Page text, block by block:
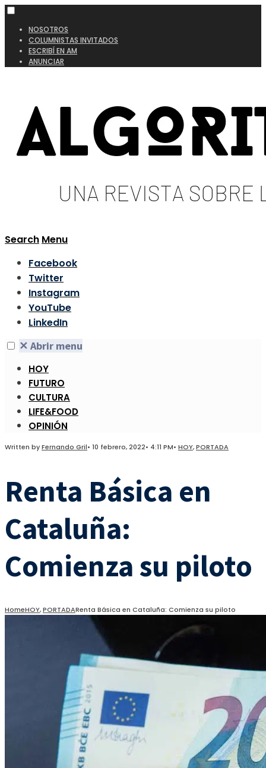
NOSOTROS
COLUMNISTAS INVITADOS
ESCRIBÍ EN AM
ANUNCIAR
Search Menu
Facebook
Twitter
Instagram
YouTube
LinkedIn
✕ Abrir menu
HOY
FUTURO
CULTURA
LIFE&FOOD
OPINIÓN
Written byFernando Gril• 10 febrero, 2022• 4:11 PM• HOY,PORTADA
Renta Básica en
Cataluña:
Comienza su piloto
HomeHOY,PORTADARenta Básica en Cataluña: Comienza su piloto